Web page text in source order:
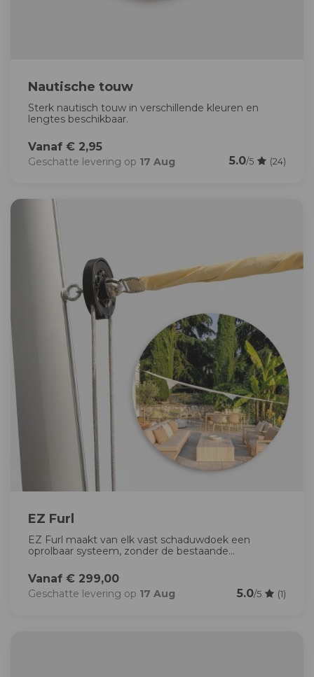
Nautische touw
Sterk nautisch touw in verschillende kleuren en
lengtes beschikbaar.
Vanaf € 2,95
Geschatte levering op 17 Aug 5.0/5 (24)
EZ Furl
EZ Furl maakt van elk vast schaduwdoek een
oprolbaar systeem, zonder de bestaande...
Vanaf € 299,00
Geschatte levering op 17 Aug 5.0/5 (1)